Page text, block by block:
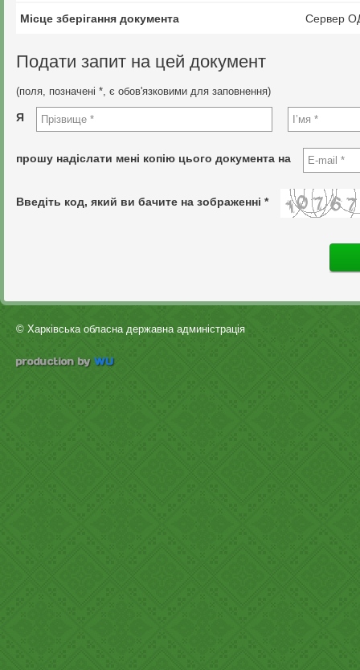
Місце зберігання документа Сервер
Подати запит на цей документ
(поля, позначені *, є обов'язковими для заповнення)
Я
прошу надіслати мені копію цього документа на
Введіть код, який ви бачите на зображенні *
© Харківська обласна державна админістрація